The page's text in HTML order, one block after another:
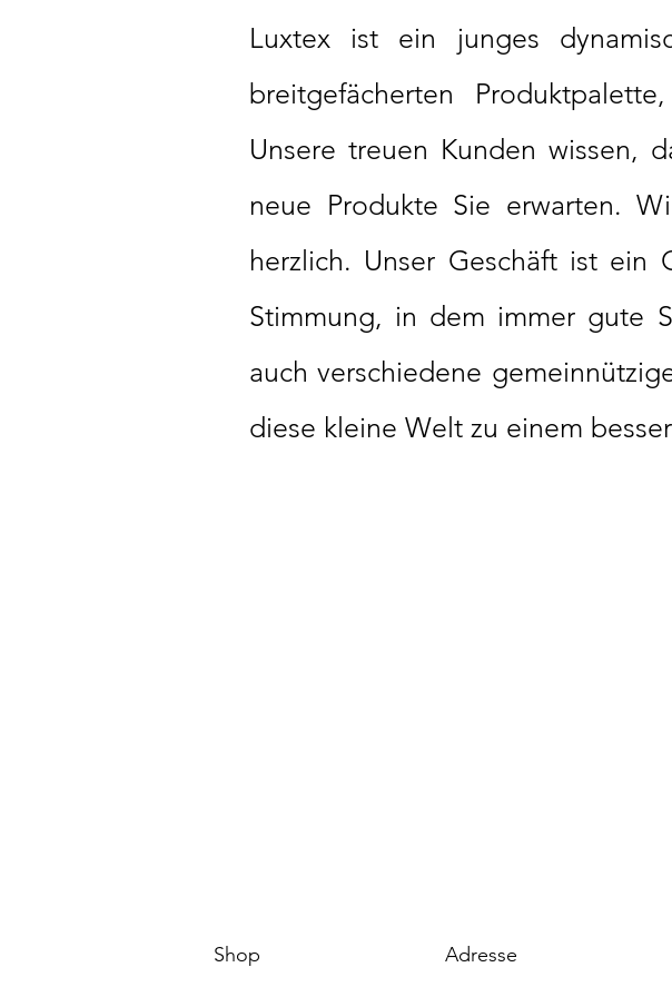
Luxtex ist ein junges
breitgefächerten
Unsere treuen Kunden wissen,
neue Produkte Sie erwarten.
herzlich. Unser Geschäft ist ein
Stimmung, in dem immer gute
auch verschiedene
diese kleine Welt zu einem
Shop Adresse